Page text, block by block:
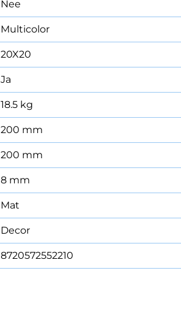
Nee
Multicolor
20X20
Ja
18.5 kg
200 mm
200 mm
8 mm
Mat
Decor
8720572552210